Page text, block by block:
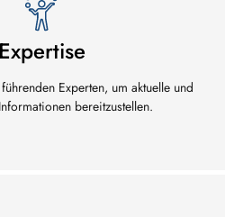
Expertise
Experten, um aktuelle und
bereitzustellen.